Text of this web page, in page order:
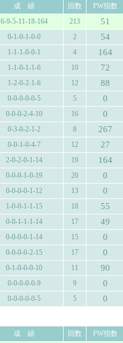
成 績 回数
PW指数
6-9-5-11-18-164 213 51
0-1-0-1-0-0 2 54
1-1-1-0-0-1 4 164
1-1-0-1-1-6 10 72
1-2-0-2-1-6 12 88
0-0-0-0-0-5 5 0
0-0-0-2-4-10 16 0
0-3-0-2-1-2 8 267
0-0-1-0-4-7 12 27
2-0-2-0-1-14 19 164
0-0-0-1-0-19 20 0
0-0-0-0-1-12 13 0
1-0-0-1-1-15 18 55
0-0-1-1-1-14 17 49
0-0-0-0-1-14 15 0
0-0-0-0-2-15 17 0
0-1-0-0-0-10 11 90
0-0-0-0-0-9 9 0
0-0-0-0-0-5 5 0
成 績 回数
PW指数